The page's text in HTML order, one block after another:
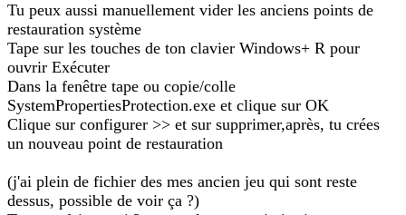
Tu peux aussi manuellement vider les anciens points de
restauration système
Tape sur les touches de ton clavier Windows+ R pour
ouvrir Exécuter
Dans la fenêtre tape ou copie/colle
SystemPropertiesProtection.exe et clique sur OK
Clique sur configurer >> et sur supprimer,après, tu crées
un nouveau point de restauration
(j'ai plein de fichier des mes ancien jeu qui sont reste
dessus, possible de voir ça ?)